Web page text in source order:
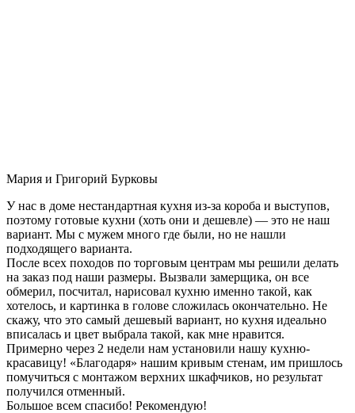
Мария и Григорий Бурковы
У нас в доме нестандартная кухня из-за короба и выступов,
поэтому готовые кухни (хоть они и дешевле) — это не наш
вариант. Мы с мужем много где были, но не нашли
подходящего варианта.
После всех походов по торговым центрам мы решили делать
на заказ под наши размеры. Вызвали замерщика, он все
обмерил, посчитал, нарисовал кухню именно такой, как
хотелось, и картинка в голове сложилась окончательно. Не
скажу, что это самый дешевый вариант, но кухня идеально
вписалась и цвет выбрала такой, как мне нравится.
Примерно через 2 недели нам установили нашу кухню-
красавицу! «Благодаря» нашим кривым стенам, им пришлось
помучиться с монтажом верхних шкафчиков, но результат
получился отменный.
Большое всем спасибо! Рекомендую!